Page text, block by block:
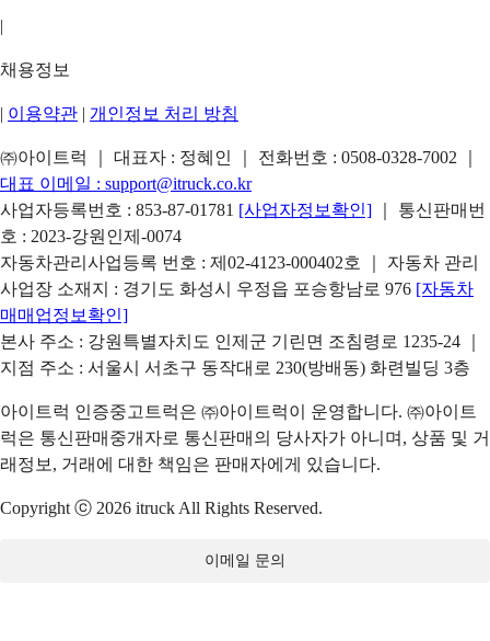
|
채용정보
| 이용약관 | 개인정보 처리 방침
㈜아이트럭 ｜ 대표자 : 정혜인 ｜ 전화번호 : 0508-0328-7002
대표 이메일 : support@itruck.co.kr
사업자등록번호 : 853-87-01781 [사업자정보확인]
｜ 통신판매번
호 : 2023-강원인제-0074
자동차관리사업등록 번호 : 제02-4123-000402호 ｜ 자동차 관리
사업장 소재지 : 경기도 화성시 우정읍 포승항남로 976 [자동차
매매업정보확인]
본사 주소 : 강원특별자치도 인제군 기린면 조침령로 1235-24 ｜
지점 주소 : 서울시 서초구 동작대로 230(방배동) 화련빌딩 3층
아이트럭 인증중고트럭은 ㈜아이트럭이 운영합니다. ㈜아이트
럭은 통신판매중개자로 통신판매의 당사자가 아니며, 상품 및 거
래정보, 거래에 대한 책임은 판매자에게 있습니다.
Copyright ⓒ 2026 itruck All Rights Reserved.
이메일 문의